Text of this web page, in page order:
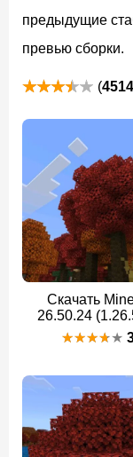
предыдущие
превью сборки.
(4514
Скачать
26.50.24